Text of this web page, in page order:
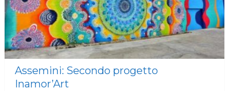
Assemini: Secondo progetto
Inamor’Art